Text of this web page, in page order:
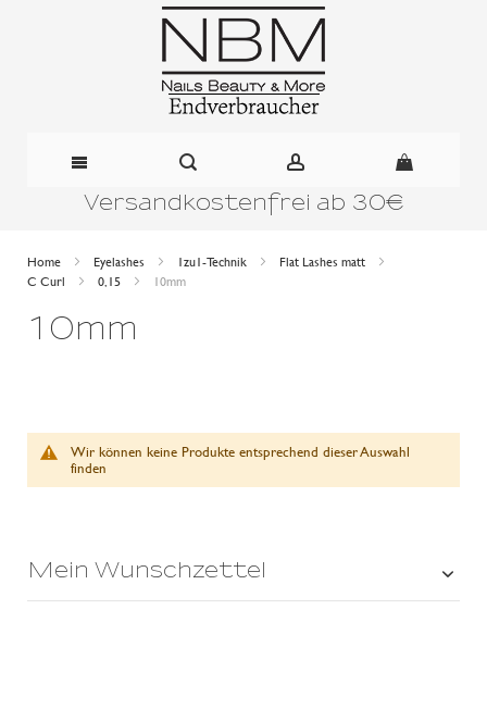
Versandkostenfrei ab 30€
Home Eyelashes 1zu1-Technik
Flat Lashes matt
C Curl
0,15 10mm
10mm
Wir können keine Produkte entsprechend dieser Auswahl
finden
Mein Wunschzettel